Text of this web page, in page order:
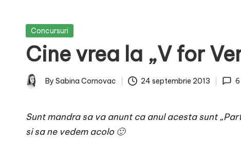
i
n
a
o
de
16
ani
Posted
Concursuri
Cine vrea la „V for
Posted
By Sabina Cornovac 24 septembrie 2013
Sunt mandra sa va anunt ca anul acesta sunt
si sa ne vedem acolo 🙂